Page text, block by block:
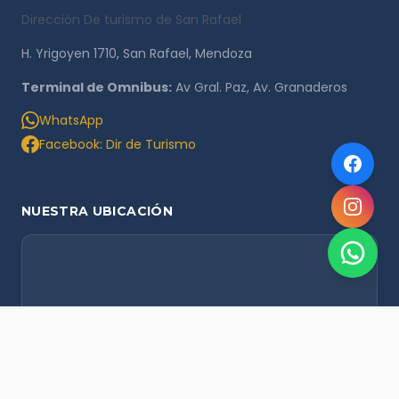
Dirección De turismo de San Rafael
H. Yrigoyen 1710, San Rafael, Mendoza
Terminal de Omnibus: Av Gral. Paz, Av. Granaderos
WhatsApp
Facebook: Dir de Turismo
NUESTRA UBICACIÓN